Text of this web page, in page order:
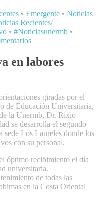
• Emergente • Noticias
Recientes/
• #Noticiasunermb •
en labores
giradas por el
de Educación Universitaria,
la Unermb, Dr. Rixio
se desarrolla el segundo
sede Los Laureles donde los
con su personal.
óptimo recibimiento el día
universitaria.
de todas las
en la Costa Oriental